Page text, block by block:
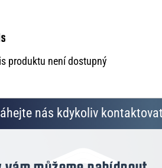
produktu není dostupný
nás kdykoliv